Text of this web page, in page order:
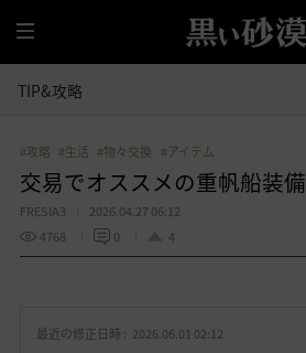
全
体
TIP&攻略
#攻略 #生活 #物々交換 #アイテム
交易でオススメの重帆船装備
FRESIA3
2026.04.27 06:12
4768
0 4
最近の修正日時 : 2026.06.01 02:12